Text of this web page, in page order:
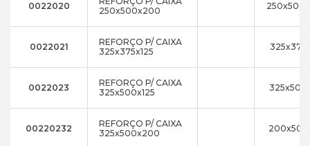
0022020
250x500x200
0022021
REFORÇO P/ CAIXA
325x375x125
0022023
REFORÇO P/ CAIXA
325x500x125
00220232
REFORÇO P/ CAIXA
325x500x200